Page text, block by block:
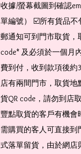
收據/螢幕截圖到確認
單編號） ☑️所有貨品不
郵通知可到門市取貨，
code* 及必須於一個月
費到付，收到款項後
店有兩間門市，取貨
貨QR code，請勿到店
豐點取貨的客戶有機會
需購買的客人可直接
式落單留貨，由於網店